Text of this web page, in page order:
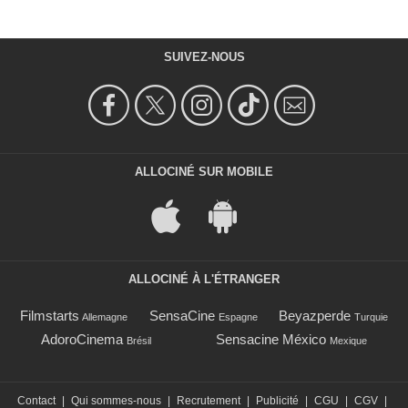
SUIVEZ-NOUS
ALLOCINÉ SUR MOBILE
ALLOCINÉ À L'ÉTRANGER
Filmstarts Allemagne SensaCine Espagne Beyazperde Turquie
AdoroCinema Brésil Sensacine México Mexique
Contact | Qui sommes-nous | Recrutement | Publicité | CGU | CGV |